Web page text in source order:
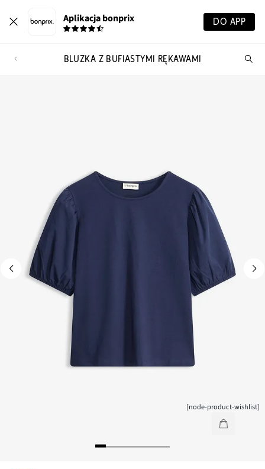
Aplikacja bonprix DO APP
BLUZKA Z BUFIASTYMI RĘKAWAMI
[node-product-wishlist]